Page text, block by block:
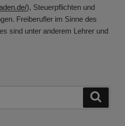
), Steuerpflichten und
Freiberufler im Sinne des
sind unter anderem Lehrer und